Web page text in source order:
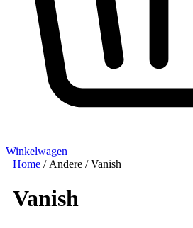
Winkelwagen
Home / Andere / Vanish
Vanish